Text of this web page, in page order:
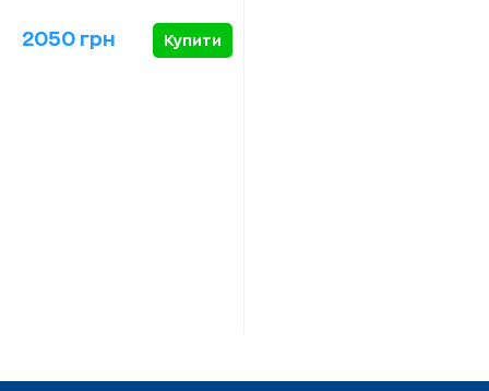
2050 грн Купити